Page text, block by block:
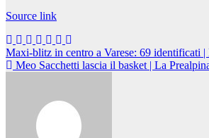
Source link
Navigazione
articoli
Maxi-blitz in centro a Varese: 69 identificati |
Meo Sacchetti lascia il basket | La